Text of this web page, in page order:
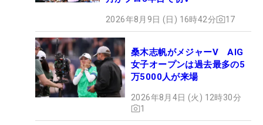
2026年8月9日 (日) 16時42分 17
桑木志帆がメジャーV AIG
女子オープンは過去最多の5
万5000人が来場
2026年8月4日 (火) 12時30分
1